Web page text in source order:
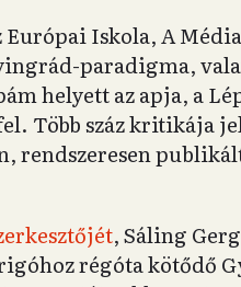
Iskola, A
paradigma,
helyett az apja, a
Több száz kritikája
rendszeresen
, Sáling
régóta kötődő